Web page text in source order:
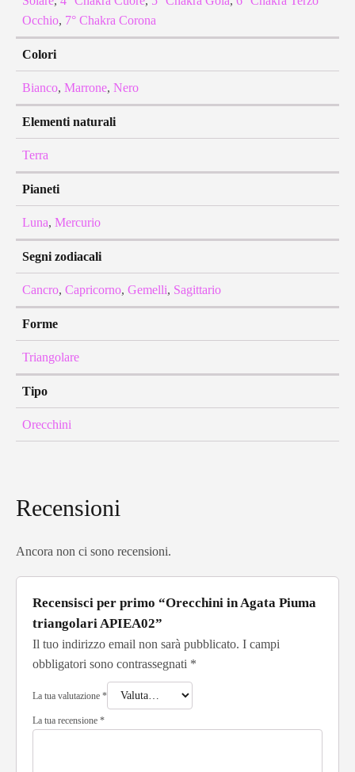
Occhio, 7° Chakra Corona
Colori
Bianco, Marrone, Nero
Elementi naturali
Terra
Pianeti
Luna, Mercurio
Segni zodiacali
Cancro, Capricorno, Gemelli, Sagittario
Forme
Triangolare
Tipo
Orecchini
Recensioni
Ancora non ci sono recensioni.
Recensisci per primo “Orecchini in Agata Piuma
triangolari APIEA02”
Il tuo indirizzo email non sarà pubblicato. I campi
obbligatori sono contrassegnati *
La tua valutazione *
La tua recensione *